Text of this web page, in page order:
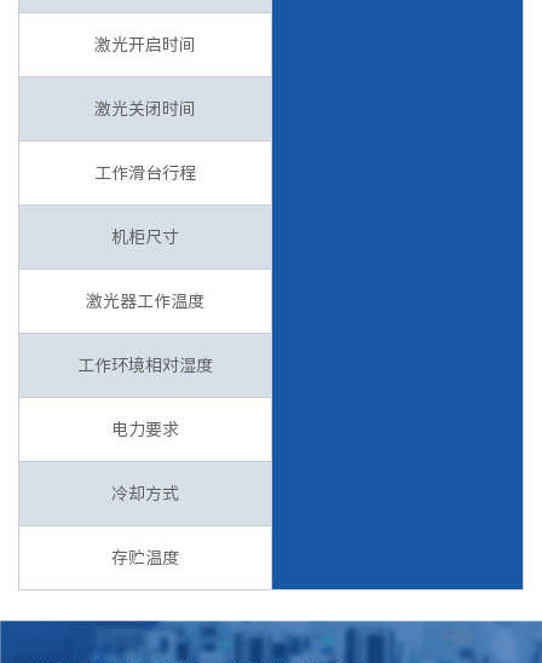
激光开启时间
激光关闭时间
工作滑台行程
机柜尺寸
激光器工作温度
工作环境相对湿度
电力要求
冷却方式
存贮温度